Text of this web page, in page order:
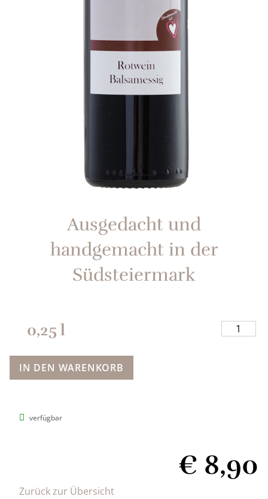
Ausgedacht und
handgemacht in der
Südsteiermark​
0,25 l
IN DEN WARENKORB
verfügbar
€ 8,90
Zurück zur Übersicht